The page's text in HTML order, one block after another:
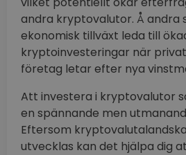
andra kryptovalutor. Å andra
ekonomisk tillväxt leda till
kryptoinvesteringar när
företag letar efter nya
Att investera i kryptovalutor
en spännande men
Eftersom
utvecklas kan det hjälpa dig